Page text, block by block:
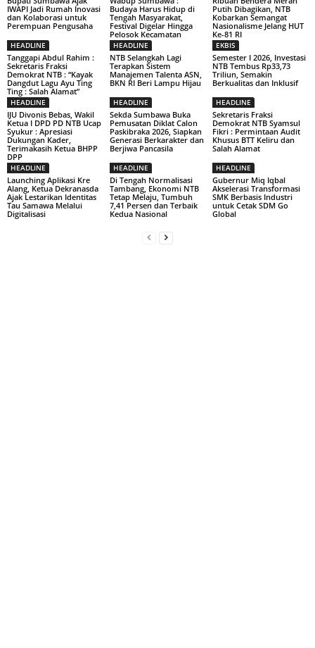
IWAPI Jadi Rumah Inovasi
dan Kolaborasi untuk
Perempuan Pengusaha
Budaya Harus Hidup di
Tengah Masyarakat,
Festival Digelar Hingga
Pelosok Kecamatan
Putih Dibagikan, NTB
Kobarkan Semangat
Nasionalisme Jelang HUT
Ke-81 RI
HEADLINE
Tanggapi Abdul Rahim :
Sekretaris Fraksi
Demokrat NTB : “Kayak
Dangdut Lagu Ayu Ting
Ting : Salah Alamat”
HEADLINE
NTB Selangkah Lagi
Terapkan Sistem
Manajemen Talenta ASN,
BKN RI Beri Lampu Hijau
EKBIS
Semester I 2026, Investasi
NTB Tembus Rp33,73
Triliun, Semakin
Berkualitas dan Inklusif
HEADLINE
IJU Divonis Bebas, Wakil
Ketua I DPD PD NTB Ucap
Syukur : Apresiasi
Dukungan Kader,
Terimakasih Ketua BHPP
DPP
HEADLINE
Sekda Sumbawa Buka
Pemusatan Diklat Calon
Paskibraka 2026, Siapkan
Generasi Berkarakter dan
Berjiwa Pancasila
HEADLINE
Sekretaris Fraksi
Demokrat NTB Syamsul
Fikri : Permintaan Audit
Khusus BTT Keliru dan
Salah Alamat
HEADLINE
Launching Aplikasi Kre
Alang, Ketua Dekranasda
Ajak Lestarikan Identitas
Tau Samawa Melalui
Digitalisasi
HEADLINE
Di Tengah Normalisasi
Tambang, Ekonomi NTB
Tetap Melaju, Tumbuh
7,41 Persen dan Terbaik
Kedua Nasional
HEADLINE
Gubernur Miq Iqbal
Akselerasi Transformasi
SMK Berbasis Industri
untuk Cetak SDM Go
Global